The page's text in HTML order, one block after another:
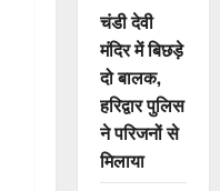
चंडी देवी
मंदिर में बिछड़े
दो बालक,
हरिद्वार पुलिस
ने परिजनों से
मिलाया